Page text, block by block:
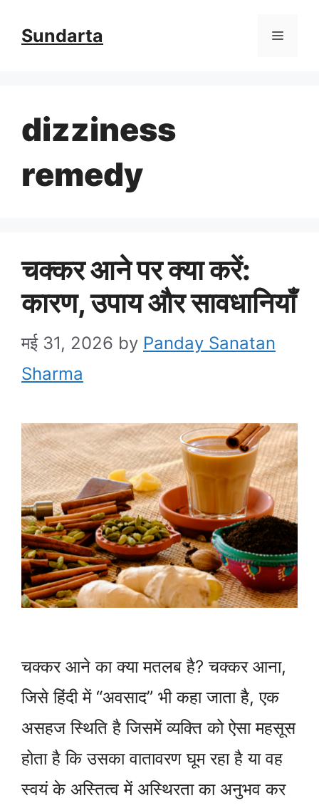
Sundarta Menu
dizziness
remedy
चक्कर आने पर क्या करें:
कारण, उपाय और सावधानियाँ
मई 31, 2026 by Panday Sanatan
Sharma
चक्कर आने का क्या मतलब है? चक्कर आना,
जिसे हिंदी में “अवसाद” भी कहा जाता है, एक
असहज स्थिति है जिसमें व्यक्ति को ऐसा महसूस
होता है कि उसका वातावरण घूम रहा है या वह
स्वयं के अस्तित्व में अस्थिरता का अनुभव कर